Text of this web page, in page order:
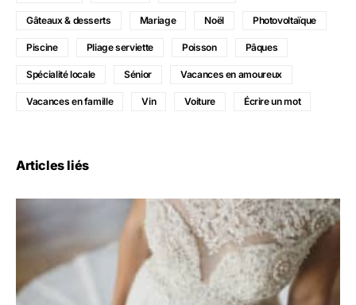
Gâteaux & desserts Mariage Noël Photovoltaïque
Piscine Pliage serviette Poisson Pâques
Spécialité locale Sénior Vacances en amoureux
Vacances en famille Vin Voiture Écrire un mot
Articles liés